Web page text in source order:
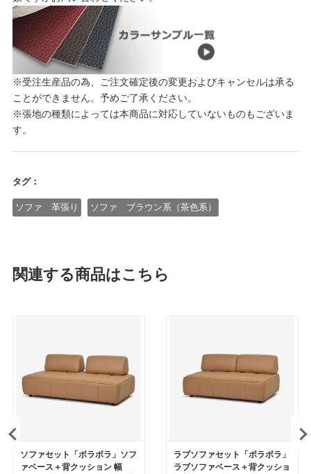
※受注生産品の為、ご注文確定後の変更およびキャンセルは承る
ことができません。予めご了承ください。
※張地の種類によっては本商品に対応していないものもございま
す。
タグ：
ソファ 革張り ソファ ブラウン系（茶色系）
関連する商品はこちら
ソファセット「ボラボラ」ソフ
ァベース＋背クッション 幅
ラブソファセット「ボラボラ」
ラブソファベース＋背クッショ